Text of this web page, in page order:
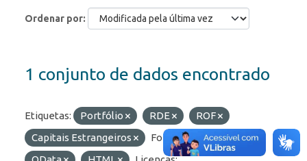
Ordenar por
1 conjunto de dados encontrado
Etiquetas: Portfólio RDE
ROF
Capitais Estrangeiros
Formatos:
API